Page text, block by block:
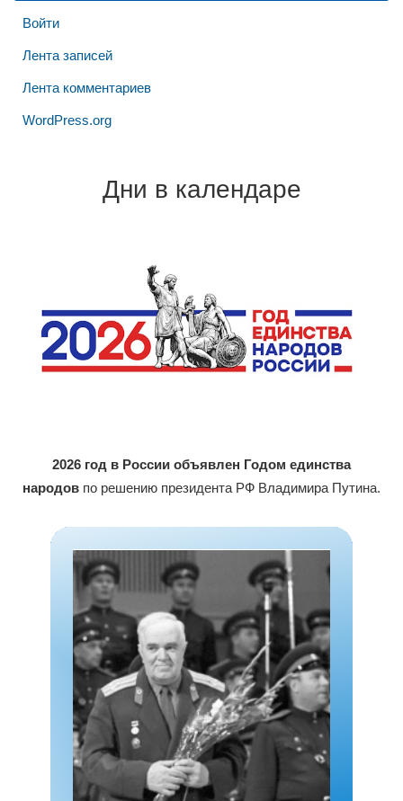
Войти
Лента записей
Лента комментариев
WordPress.org
Дни в календаре
2026 год в России объявлен Годом единства
народов по решению президента РФ Владимира Путина.